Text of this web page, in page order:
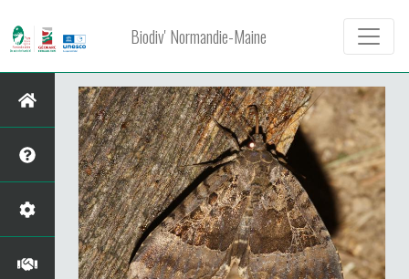
Biodiv' Normandie-Maine